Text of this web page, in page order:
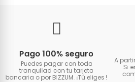
Pago 100% seguro
Puedes pagar con toda
tranquilad con tu tarjeta
bancaria o por BIZZUM. ¡Tú eliges !
A
Si